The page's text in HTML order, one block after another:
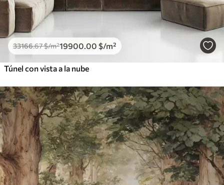
33166.67$/m²19900 .00 $/m²
Túnel con vista a la nube